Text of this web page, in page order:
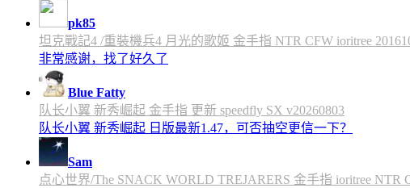
pk85
坦克戰記4 /重裝機兵4 月光的歌姬 金手指 NTR CFW ioritree
非常感谢，找了好久了
Blue Fatty
队长小翼 新秀崛起 金手指 更新 speedfly SX v20260803
队长小翼 新秀崛起 日版最新1.47，可否抽空更信一下？
Sam
点心世界/The SNACK WORLD TREJARERS 金手指 ioritree NTR